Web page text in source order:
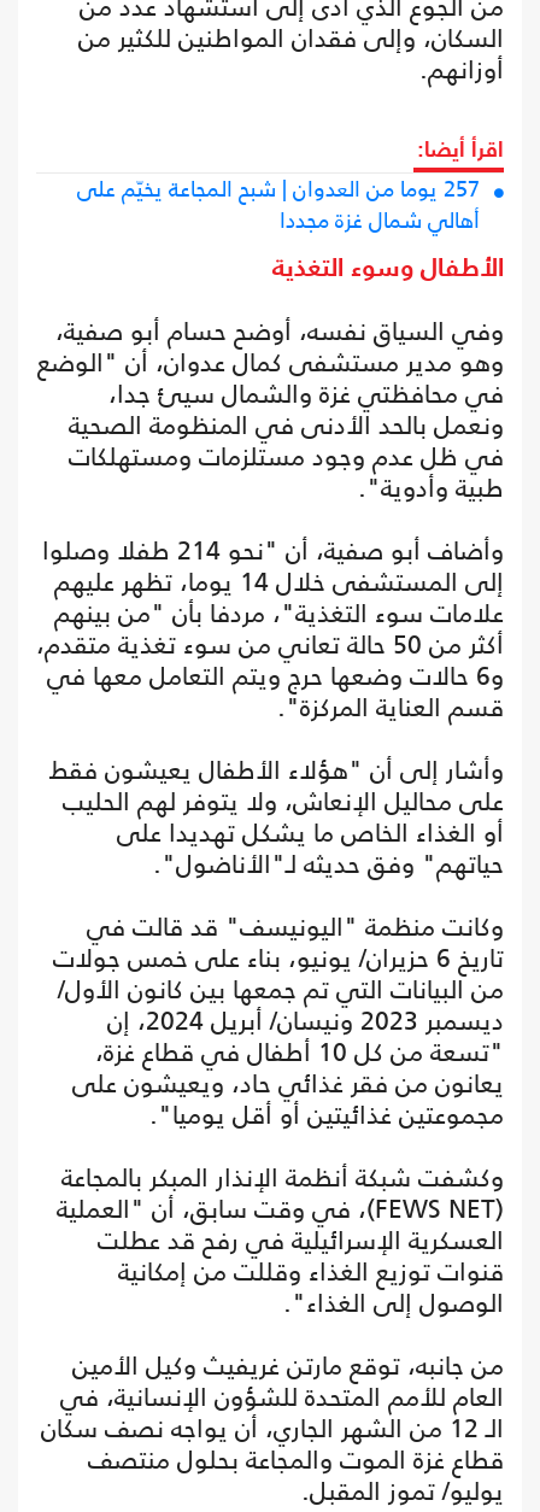
السكان، وإلى فقدان المواطنين للكثير من
أوزانهم.
اقرأ أيضا:
257 يوما من العدوان | شبح المجاعة يخيّم على
أهالي شمال غزة مجددا
الأطفال وسوء التغذية
وفي السياق نفسه، أوضح حسام أبو صفية،
وهو مدير مستشفى كمال عدوان، أن "الوضع
في محافظتي غزة والشمال سيئ جدا،
ونعمل بالحد الأدنى في المنظومة الصحية
في ظل عدم وجود مستلزمات ومستهلكات
طبية وأدوية".
وأضاف أبو صفية، أن "نحو 214 طفلا وصلوا
إلى المستشفى خلال 14 يوما، تظهر عليهم
علامات سوء التغذية"، مردفا بأن "من بينهم
أكثر من 50 حالة تعاني من سوء تغذية متقدم،
و6 حالات وضعها حرج ويتم التعامل معها في
قسم العناية المركزة".
وأشار إلى أن "هؤلاء الأطفال يعيشون فقط
على محاليل الإنعاش، ولا يتوفر لهم الحليب
أو الغذاء الخاص ما يشكل تهديدا على
حياتهم" وفق حديثه لـ"الأناضول".
وكانت منظمة "اليونيسف" قد قالت في
تاريخ 6 حزيران/ يونيو، بناء على خمس جولات
من البيانات التي تم جمعها بين كانون الأول/
ديسمبر 2023 ونيسان/ أبريل 2024، إن
"تسعة من كل 10 أطفال في قطاع غزة،
يعانون من فقر غذائي حاد، ويعيشون على
مجموعتين غذائيتين أو أقل يوميا".
وكشفت شبكة أنظمة الإنذار المبكر بالمجاعة
(FEWS NET)، في وقت سابق، أن "العملية
العسكرية الإسرائيلية في رفح قد عطلت
قنوات توزيع الغذاء وقللت من إمكانية
الوصول إلى الغذاء".
من جانبه، توقع مارتن غريفيث وكيل الأمين
العام للأمم المتحدة للشؤون الإنسانية، في
الـ 12 من الشهر الجاري، أن يواجه نصف سكان
قطاع غزة الموت والمجاعة بحلول منتصف
يوليو/ تموز المقبل.